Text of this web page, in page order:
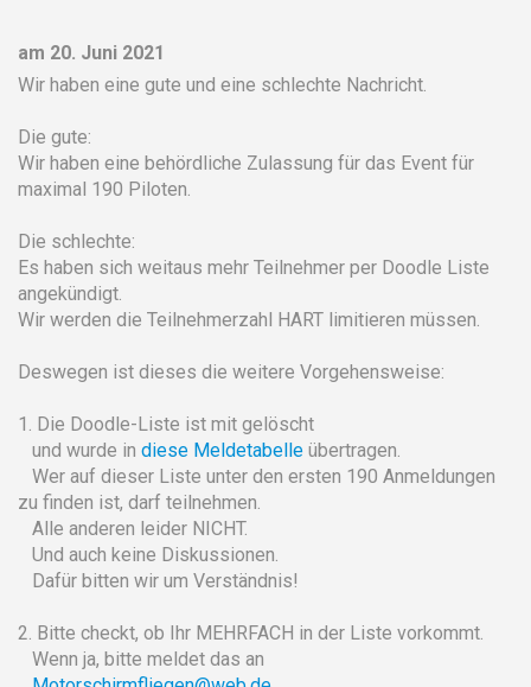
am 20. Juni 2021
Wir haben eine gute und eine schlechte Nachricht.
Die gute:
Wir haben eine behördliche Zulassung für das Event für
maximal 190 Piloten.
Die schlechte:
Es haben sich weitaus mehr Teilnehmer per Doodle Liste
angekündigt.
Wir werden die Teilnehmerzahl HART limitieren müssen.
Deswegen ist dieses die weitere Vorgehensweise:
1. Die Doodle-Liste ist mit gelöscht
und wurde in diese Meldetabelle übertragen.
Wer auf dieser Liste unter den ersten 190 Anmeldungen
zu finden ist, darf teilnehmen.
Alle anderen leider NICHT.
Und auch keine Diskussionen.
Dafür bitten wir um Verständnis!
2. Bitte checkt, ob Ihr MEHRFACH in der Liste vorkommt.
Wenn ja, bitte meldet das an